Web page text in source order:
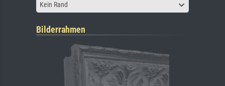
Kein Rand
Bilderrahmen